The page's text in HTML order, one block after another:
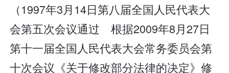
（1997年3月14日第八届全国人民代表大
会第五次会议通过 根据2009年8月27日
第十一届全国人民代表大会常务委员会第
十次会议《关于修改部分法律的决定》修